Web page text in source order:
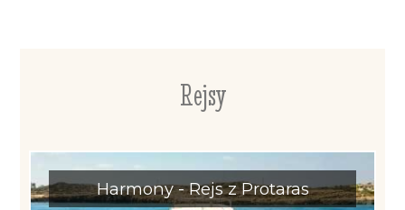
Rejsy
Harmony - Rejs z Protaras